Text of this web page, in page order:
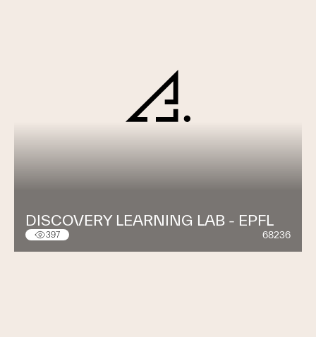
DISCOVERY LEARNING LAB - EPFL
397 68236